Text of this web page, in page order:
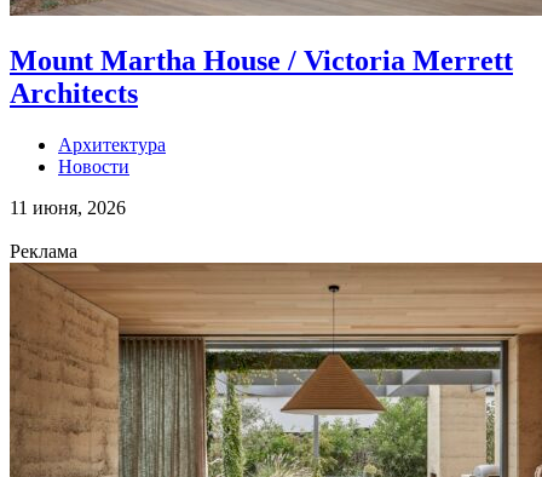
Mount Martha House / Victoria Merrett
Architects
Архитектура
Новости
11 июня, 2026
Реклама